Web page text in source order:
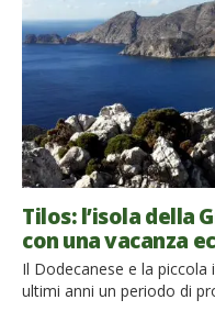
Tilos: l’isola della
con una vacanza
Il Dodecanese e la
ultimi anni un periodo di